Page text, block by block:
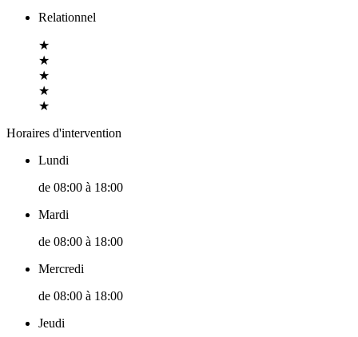
Relationnel
★
★
★
★
★
Horaires d'intervention
Lundi
de 08:00 à 18:00
Mardi
de 08:00 à 18:00
Mercredi
de 08:00 à 18:00
Jeudi